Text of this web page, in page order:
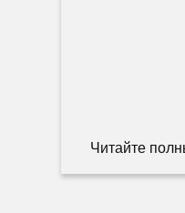
Читайте